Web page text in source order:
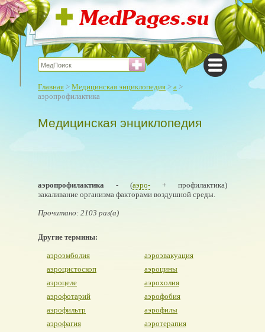
Главная > Медицинская энциклопедия > а >
аэропрофилактика
Медицинская энциклопедия
аэропрофилактика - (аэро- + профилактика)
закаливание организма факторами воздушной среды.
Прочитано: 2103 раз(а)
Другие термины:
аэроэмболия
аэроэвакуация
аэроцистоскоп
аэроцины
аэроцеле
аэрохолия
аэрофотарий
аэрофобия
аэрофильтр
аэрофилы
аэрофагия
аэротерапия